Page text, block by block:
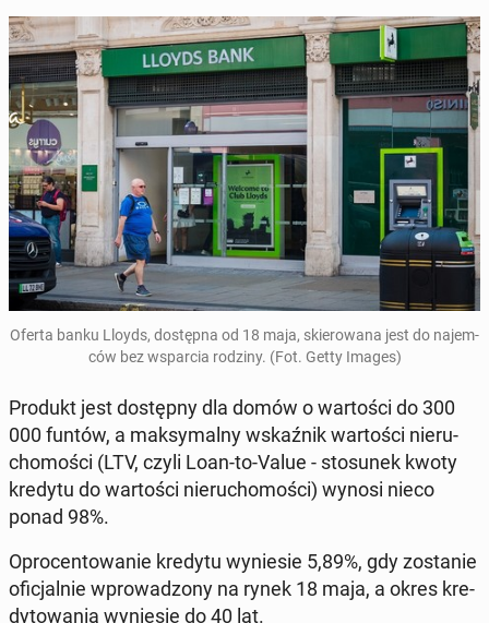
Oferta banku Lloyds, do­stęp­na od 18 maja, skie­ro­wa­na jest do na­jem­
ców bez wspar­cia rodziny. (Fot. Getty Images)
Produkt jest do­stęp­ny dla domów o war­to­ści do 300
000 funtów, a mak­sy­mal­ny wskaź­nik war­to­ści nie­ru­
cho­mo­ści (LTV, czyli Loan-to-Value - sto­su­nek kwoty
kredytu do war­to­ści nie­ru­cho­mo­ści) wynosi nieco
ponad 98%.
Opro­cen­to­wa­nie kredytu wy­nie­sie 5,89%, gdy zo­sta­nie
ofi­cjal­nie wpro­wa­dzo­ny na rynek 18 maja, a okres kre­
dy­to­wa­nia wy­nie­sie do 40 lat.